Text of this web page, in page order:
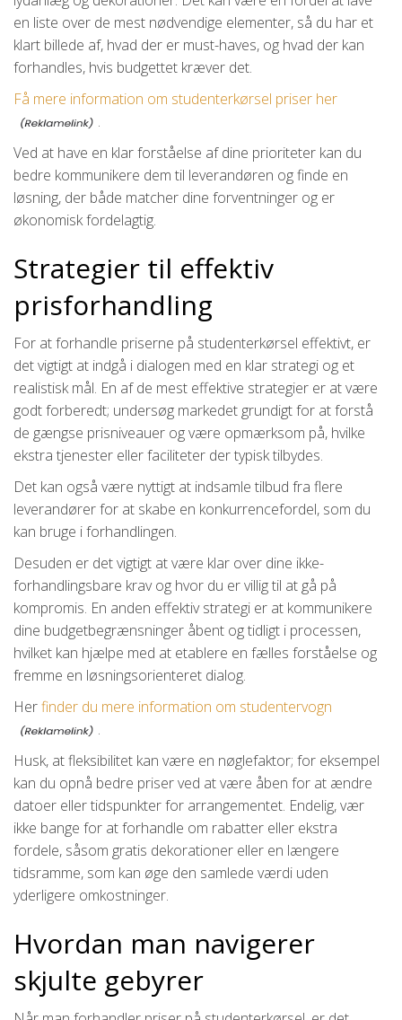
en liste over de mest nødvendige elementer, så du har et
klart billede af, hvad der er must-haves, og hvad der kan
forhandles, hvis budgettet kræver det.
Få mere information om studenterkørsel priser her
.
Ved at have en klar forståelse af dine prioriteter kan du
bedre kommunikere dem til leverandøren og finde en
løsning, der både matcher dine forventninger og er
økonomisk fordelagtig.
Strategier til effektiv
prisforhandling
For at forhandle priserne på studenterkørsel effektivt, er
det vigtigt at indgå i dialogen med en klar strategi og et
realistisk mål. En af de mest effektive strategier er at være
godt forberedt; undersøg markedet grundigt for at forstå
de gængse prisniveauer og være opmærksom på, hvilke
ekstra tjenester eller faciliteter der typisk tilbydes.
Det kan også være nyttigt at indsamle tilbud fra flere
leverandører for at skabe en konkurrencefordel, som du
kan bruge i forhandlingen.
Desuden er det vigtigt at være klar over dine ikke-
forhandlingsbare krav og hvor du er villig til at gå på
kompromis. En anden effektiv strategi er at kommunikere
dine budgetbegrænsninger åbent og tidligt i processen,
hvilket kan hjælpe med at etablere en fælles forståelse og
fremme en løsningsorienteret dialog.
Herfinder du mere information om studentervogn
.
Husk, at fleksibilitet kan være en nøglefaktor; for eksempel
kan du opnå bedre priser ved at være åben for at ændre
datoer eller tidspunkter for arrangementet. Endelig, vær
ikke bange for at forhandle om rabatter eller ekstra
fordele, såsom gratis dekorationer eller en længere
tidsramme, som kan øge den samlede værdi uden
yderligere omkostninger.
Hvordan man navigerer
skjulte gebyrer